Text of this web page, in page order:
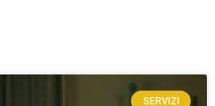
SERVIZI